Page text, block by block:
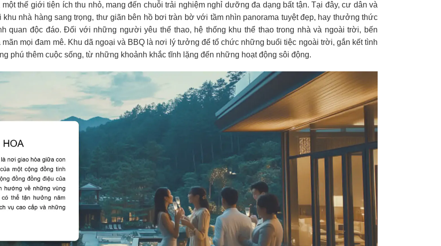
thế giới tiện ích thu nhỏ, mang đến chuỗi trải nghiệm nghỉ dưỡng đa dạng bất tận. Tại đây, cư dân và
nhà hàng sang trọng, thư giãn bên hồ bơi tràn bờ với tầm nhìn panorama tuyệt đẹp, hay thưởng thức
quan độc đáo. Đối với những người yêu thể thao, hệ thống khu thể thao trong nhà và ngoài trời, bến
mọi đam mê. Khu dã ngoại và BBQ là nơi lý tưởng để tổ chức những buổi tiệc ngoài trời, gắn kết tình
phú thêm cuộc sống, từ những khoảnh khắc tĩnh lặng đến những hoạt động sôi động.